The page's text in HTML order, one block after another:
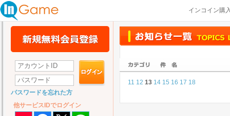
インコイン購
パスワードを忘れた方
他サービスIDでログイン
11 12 13 14 15 16 17 18